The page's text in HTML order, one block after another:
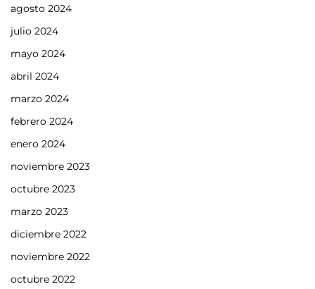
agosto 2024
julio 2024
mayo 2024
abril 2024
marzo 2024
febrero 2024
enero 2024
noviembre 2023
octubre 2023
marzo 2023
diciembre 2022
noviembre 2022
octubre 2022